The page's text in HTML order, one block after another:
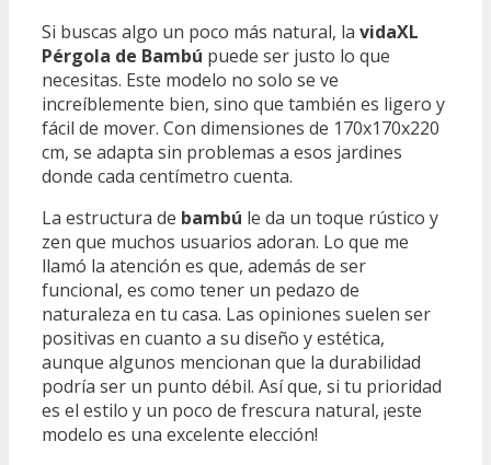
Si buscas algo un poco más natural, la vidaXL
Pérgola de Bambú puede ser justo lo que
necesitas. Este modelo no solo se ve
increíblemente bien, sino que también es ligero y
fácil de mover. Con dimensiones de 170x170x220
cm, se adapta sin problemas a esos jardines
donde cada centímetro cuenta.
La estructura de bambú le da un toque rústico y
zen que muchos usuarios adoran. Lo que me
llamó la atención es que, además de ser
funcional, es como tener un pedazo de
naturaleza en tu casa. Las opiniones suelen ser
positivas en cuanto a su diseño y estética,
aunque algunos mencionan que la durabilidad
podría ser un punto débil. Así que, si tu prioridad
es el estilo y un poco de frescura natural, ¡este
modelo es una excelente elección!